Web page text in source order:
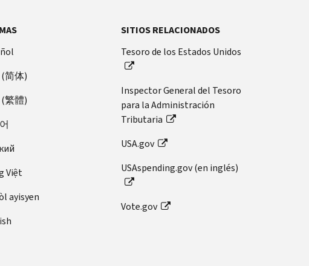
简体)
繁體)
Việt
ayisyen
SITIOS RELACIONADOS
Tesoro de los Estados Unidos
Inspector General del Tesoro
para la Administración
Tributaria
USA.gov
USAspending.gov (en inglés)
Vote.gov